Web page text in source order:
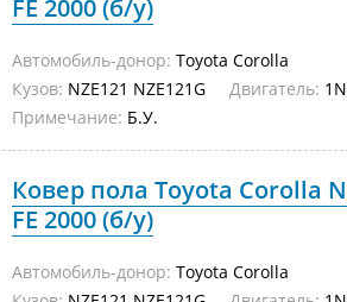
FE 2000 (б/у)
Автомобиль-донор: Toyota Corolla
Кузов: NZE121 NZE121G Двигатель:
Примечание: Б.У.
Ковер пола Toyota Corolla
FE 2000 (б/у)
Автомобиль-донор: Toyota Corolla